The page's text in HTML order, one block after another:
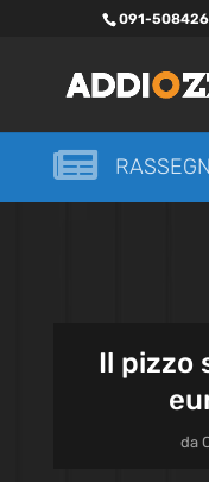
091-

Il pizzo
da